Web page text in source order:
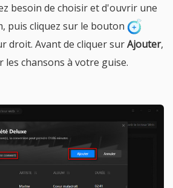
besoin de choisir et d'ouvrir une
puis cliquez sur le bouton
droit. Avant de cliquer surAjouter,
les chansons à votre guise.